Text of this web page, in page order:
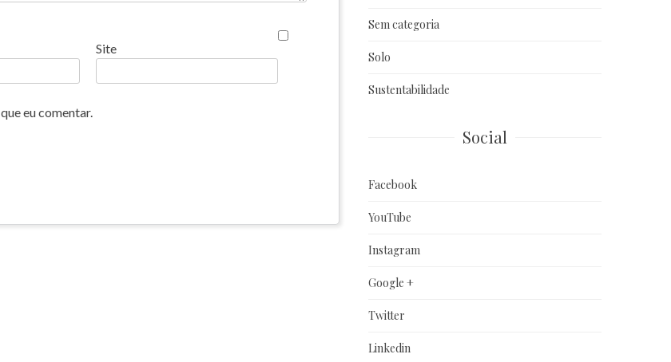
Site
eu comentar.
Sem categoria
Solo
Sustentabilidade
Social
Facebook
YouTube
Instagram
Google +
Twitter
Linkedin